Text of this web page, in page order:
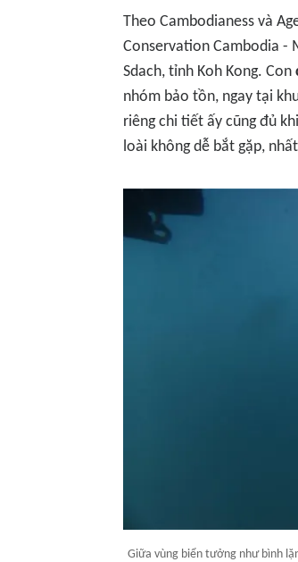
Theo Cambodianess và
Conservation Cambodia -
Sdach, tỉnh Koh Kong. Con
nhóm bảo tồn, ngay tại
riêng chi tiết ấy cũng đủ
loài không dễ bắt gặp,
Giữa vùng biển tưởng như bình